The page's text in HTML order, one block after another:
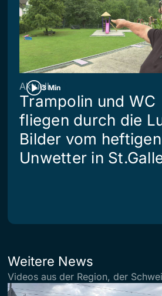
3 Min
Aktuell
Trampolin und WC
fliegen durch die
Bilder vom heftigen
Unwetter in
Weitere News
Videos aus der Region, der